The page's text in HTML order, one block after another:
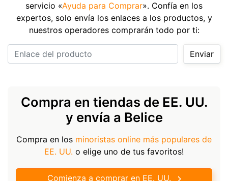
servicio «Ayuda para Comprar». Confía en los
expertos, solo envía los enlaces a los productos, y
nuestros operadores comprarán todo por ti:
Enviar
Compra en tiendas de EE. UU.
y envía a Belice
Compra en los minoristas online más populares de
EE. UU. o elige uno de tus favoritos!
Comienza a comprar en EE. UU.